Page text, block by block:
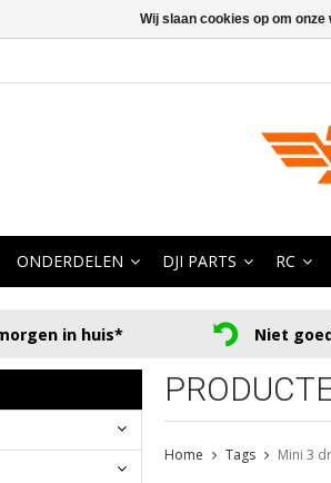
ONDERDELEN DJI PARTS RC
in huis* Niet
Home Tags Mini 3
Wij slaan cookies op om